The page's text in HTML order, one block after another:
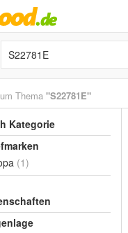
Thema "S22781E"
Kategorie
(1)